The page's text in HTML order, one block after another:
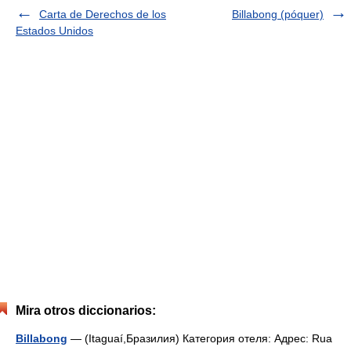
Carta de Derechos de los
Estados Unidos
Billabong (póquer)
Mira otros diccionarios:
Billabong — (Itaguaí,Бразилия) Категория отеля: Адрес: Rua